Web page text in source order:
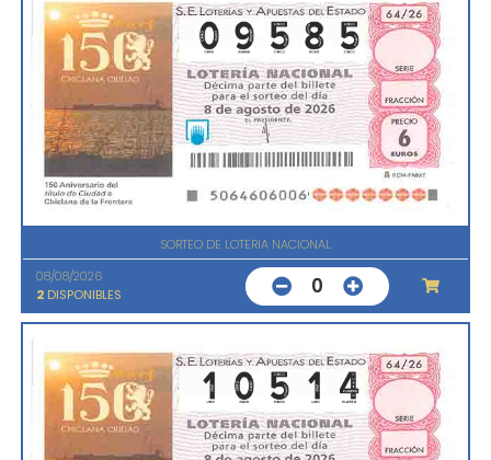
SORTEO DE LOTERIA NACIONAL
08/08/2026
2 DISPONIBLES 0